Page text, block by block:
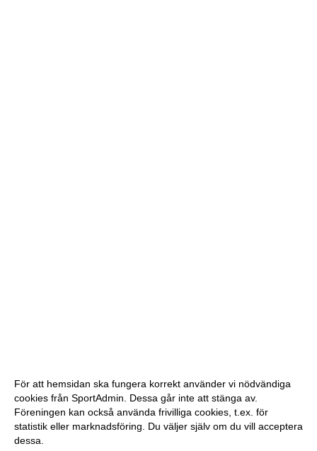
För att hemsidan ska fungera korrekt använder vi nödvändiga
cookies från SportAdmin. Dessa går inte att stänga av.
Föreningen kan också använda frivilliga cookies, t.ex. för
statistik eller marknadsföring. Du väljer själv om du vill acceptera
dessa.